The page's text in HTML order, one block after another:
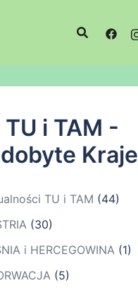
TU i TAM -
Kraje
TU i TAM (44)
(30)
i HERCEGOWINA(1)
(5)